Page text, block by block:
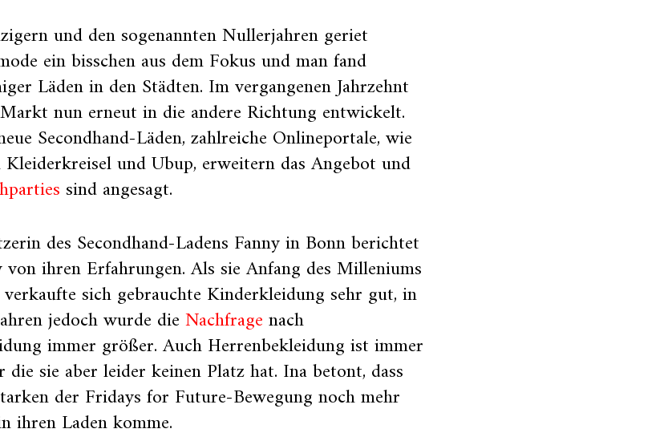
und den sogenannten Nullerjahren geriet
ein bisschen aus dem Fokus und man fand
Läden in den Städten. Im vergangenen Jahrzehnt
nun erneut in die andere Richtung entwickelt.
Secondhand-Läden, zahlreiche Onlineportale, wie
und Ubup, erweitern das Angebot und
sind angesagt.
des Secondhand-Ladens Fanny in Bonn berichtet
ihren Erfahrungen. Als sie Anfang des Milleniums
sich gebrauchte Kinderkleidung sehr gut, in
jedoch wurde dieNachfragenach
immer größer. Auch Herrenbekleidung ist immer
sie aber leider keinen Platz hat. Ina betont, dass
der Fridays for Future-Bewegung noch mehr
ihren Laden komme.